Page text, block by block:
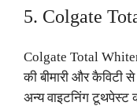
5. Colgate
Colgate Total
की बीमारी और कैविटी
अन्य वाइटनिंग टूथपेस्ट